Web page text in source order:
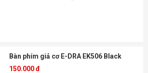
Bàn phím giả cơ E-DRA EK506 Black
150.000 đ